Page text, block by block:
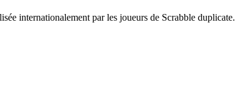
internationalement par les joueurs de Scrabble duplicate.